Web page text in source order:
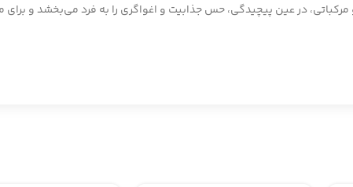
در عین پیچیدگی، حس جذابیت و اغواگری را به فرد می‌بخشد و